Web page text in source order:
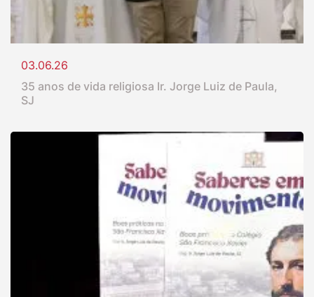
03.06.26
35 anos de vida religiosa Ir. Jorge Luiz de Paula,
SJ